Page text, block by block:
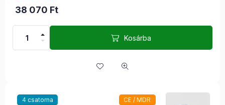
38 070 Ft
Kosárba
4 csatorna CE / MDR